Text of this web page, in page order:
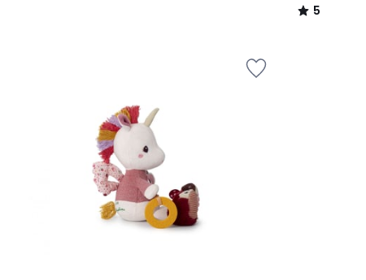
5
/